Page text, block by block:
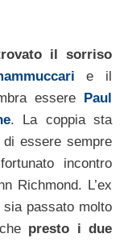
il sorriso
e il
essere
Paul
. La coppia sta
essere sempre
incontro
Richmond. L’ex
passato molto
presto i due